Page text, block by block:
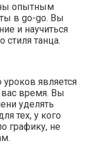
опытным
в go-go. Вы
и научиться
стиля танца.
является
вас время. Вы
уделять
тех, у кого
графику, не